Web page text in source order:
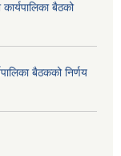
बैठको
बैठकको निर्णय